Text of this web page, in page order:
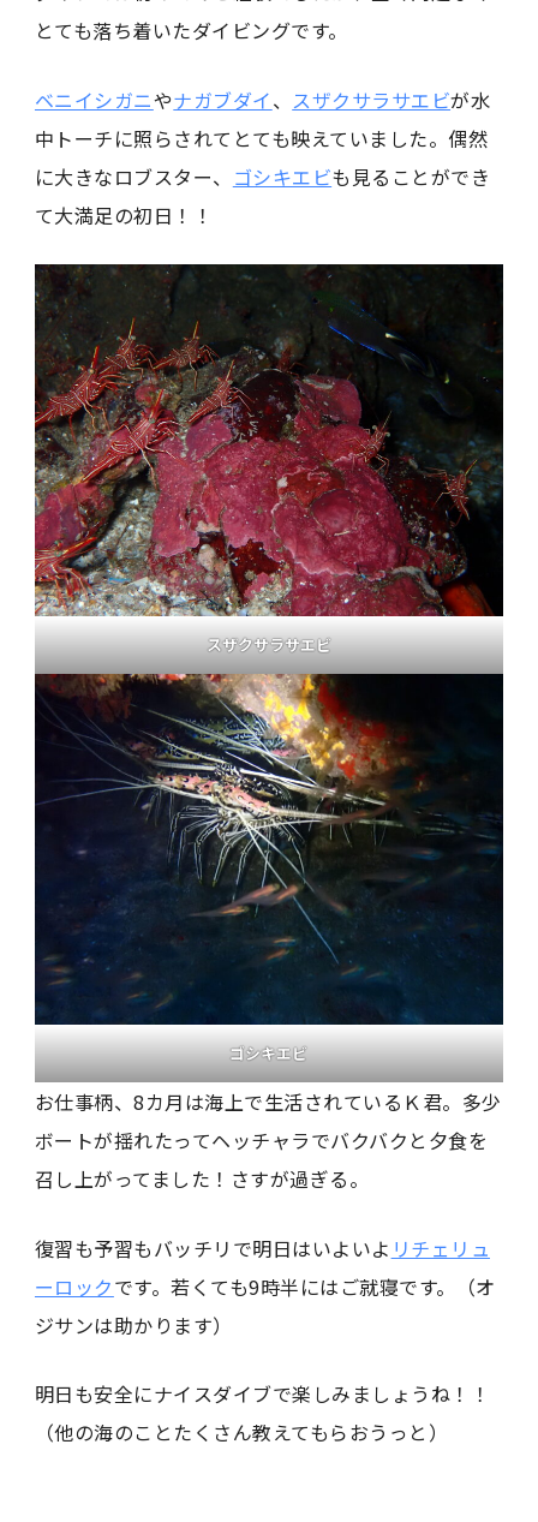
とても落ち着いたダイビングです。
ベニイシガニやナガブダイ、 スザクサラサエビが水
中トーチに照らされてとても映えていました。偶然
に大きなロブスター、 ゴシキエビも見ることができ
て大満足の初日！！
スザクサラサエビ
ゴシキエビ
お仕事柄、8カ月は海上で生活されているＫ君。多少
ボートが揺れたってヘッチャラでバクバクと夕食を
召し上がってました！さすが過ぎる。
復習も予習もバッチリで明日はいよいよ リチェリュ
ーロックです。若くても9時半にはご就寝です。（オ
ジサンは助かります）
明日も安全にナイスダイブで楽しみましょうね！！
（他の海のことたくさん教えてもらおうっと）